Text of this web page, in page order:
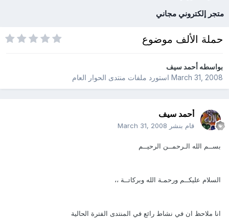
متجر إلكتروني مجاني
حملة الألف موضوع
بواسطهأحمد سيف
March 31, 2008استورد ملفات منتدى الحوار العام
أحمد سيف
قام بنشر March 31, 2008
بســم الله الـرحمــن الرحيــم
السلام عليكــم ورحمـة الله وبركاتــة ،،
انا ملاحظ ان في نشاط رائع في المنتدى الفترة الحالية